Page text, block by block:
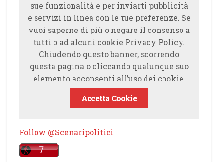
sue funzionalità e per inviarti pubblicità
e servizi in linea con le tue preferenze. Se
vuoi saperne di più o negare il consenso a
tutti o ad alcuni cookie Privacy Policy.
Chiudendo questo banner, scorrendo
questa pagina o cliccando qualunque suo
elemento acconsenti all’uso dei cookie.
Accetta Cookie
Follow @Scenaripolitici